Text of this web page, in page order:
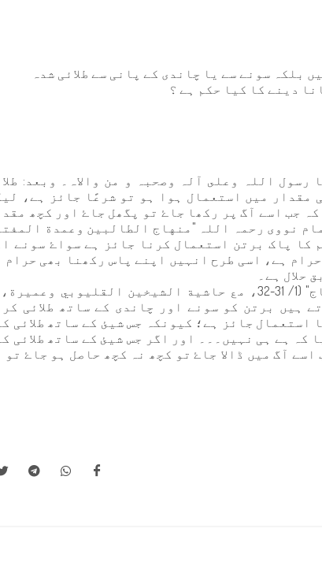
بلکہ سونے سے یا چاندی کے پانی سے طلائی شدہ
دینے کا کیا حکم ہے ؟
رسول اللہ وعلى آلہ وصحبہ و من والاہ۔ وبعد:
مقدار میں استعمال ہوا ہو تو شرعًا جائز ہے،
جب اسے آگ پر رکھا جاۓ تو پگھل جاۓ اور کچھ
نووی رحمہ اللہ "منهاج الطالبين وعمدة
ہر قسم کا پاک برتن استعمال کرنا جائز ہے سواۓ سونے
ہے، اسی طرح انہیں اپنے پاس رکھنا بھی حرام
حلال ہے۔
علامہ المحلي اپنی "الشرح على المنهاج" (1/ 31-32، مع حاشية الشيخين القليوبي
ہیں برتن کو سونے اور چاندی کے ساتھ طلائی
جائز ہے؛ کیونکہ جس شیئ کے ساتھ طلائی
کہ ہے ہی نہیں۔۔۔ اور اگر جس شیئ کے ساتھ طلائی
آگ میں ڈالا جاۓ تو کچھ نہ کچھ حاصل ہو جاۓ تو